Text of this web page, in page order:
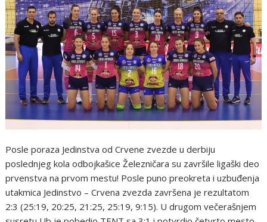
Posle poraza Jedinstva od Crvene zvezde u derbiju
poslednjeg kola odbojkašice Železničara su završile ligaški deo
prvenstva na prvom mestu! Posle puno preokreta i uzbuđenja
utakmica Jedinstvo – Crvena zvezda završena je rezultatom
2:3 (25:19, 20:25, 21:25, 25:19, 9:15). U drugom večerašnjem